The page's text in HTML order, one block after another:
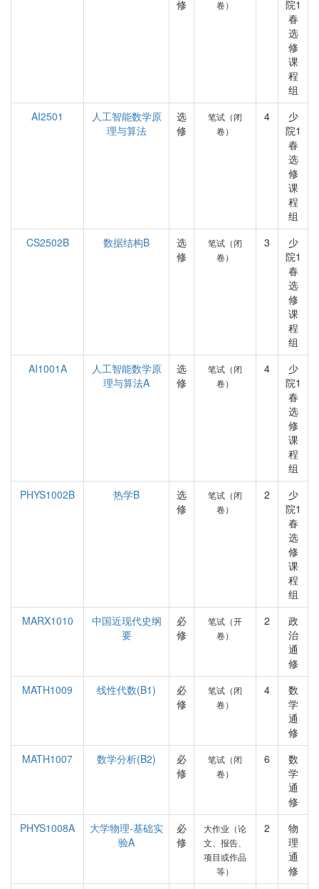
修 卷）
院1
春
选
修
课
程
组
AI2501
人工智能数学原
理与算法
选
修
笔试（闭
卷）
4
少
院1
春
选
修
课
程
组
CS2502B
数据结构B
选
修
笔试（闭
卷）
3
少
院1
春
选
修
课
程
组
AI1001A
人工智能数学原
理与算法A
选
修
笔试（闭
卷）
4
少
院1
春
选
修
课
程
组
PHYS1002B
热学B
选
修
笔试（闭
卷）
2
少
院1
春
选
修
课
程
组
MARX1010
中国近现代史纲
要
必
修
笔试（开
卷）
2
政
治
通
修
MATH1009
线性代数(B1)
必
修
笔试（闭
卷）
4
数
学
通
修
MATH1007
数学分析(B2)
必
修
笔试（闭
卷）
6
数
学
通
修
PHYS1008A
大学物理-基础实
验A
必
修
大作业（论
文、报告、
项目或作品
等）
2
物
理
通
修